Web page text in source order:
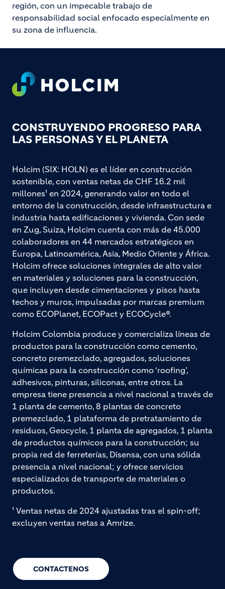
región, con un impecable trabajo de
responsabilidad social enfocado especialmente en
su zona de influencia.
Footer
CONSTRUYENDO PROGRESO PARA
LAS PERSONAS Y EL PLANETA
CONTACTENOS
Holcim (SIX: HOLN) es el líder en construcción
sostenible, con ventas netas de CHF 16.2 mil
millones¹ en 2024, generando valor en todo el
entorno de la construcción, desde infraestructura e
industria hasta edificaciones y vivienda. Con sede
en Zug, Suiza, Holcim cuenta con más de 45.000
colaboradores en 44 mercados estratégicos en
Europa, Latinoamérica, Asia, Medio Oriente y África.
Holcim ofrece soluciones integrales de alto valor
en materiales y soluciones para la construcción,
que incluyen desde cimentaciones y pisos hasta
techos y muros, impulsadas por marcas premium
como ECOPlanet, ECOPact y ECOCycle®.
Holcim Colombia produce y comercializa líneas de
productos para la construcción como cemento,
concreto premezclado, agregados, soluciones
químicas para la construcción como ‘roofing’,
adhesivos, pinturas, siliconas, entre otros. La
empresa tiene presencia a nivel nacional a través de
1 planta de cemento, 8 plantas de concreto
premezclado, 1 plataforma de pretratamiento de
residuos, Geocycle, 1 planta de agregados, 1 planta
de productos químicos para la construcción; su
propia red de ferreterías, Disensa, con una sólida
presencia a nivel nacional; y ofrece servicios
especializados de transporte de materiales o
productos.
¹ Ventas netas de 2024 ajustadas tras el spin-off;
excluyen ventas netas a Amrize.